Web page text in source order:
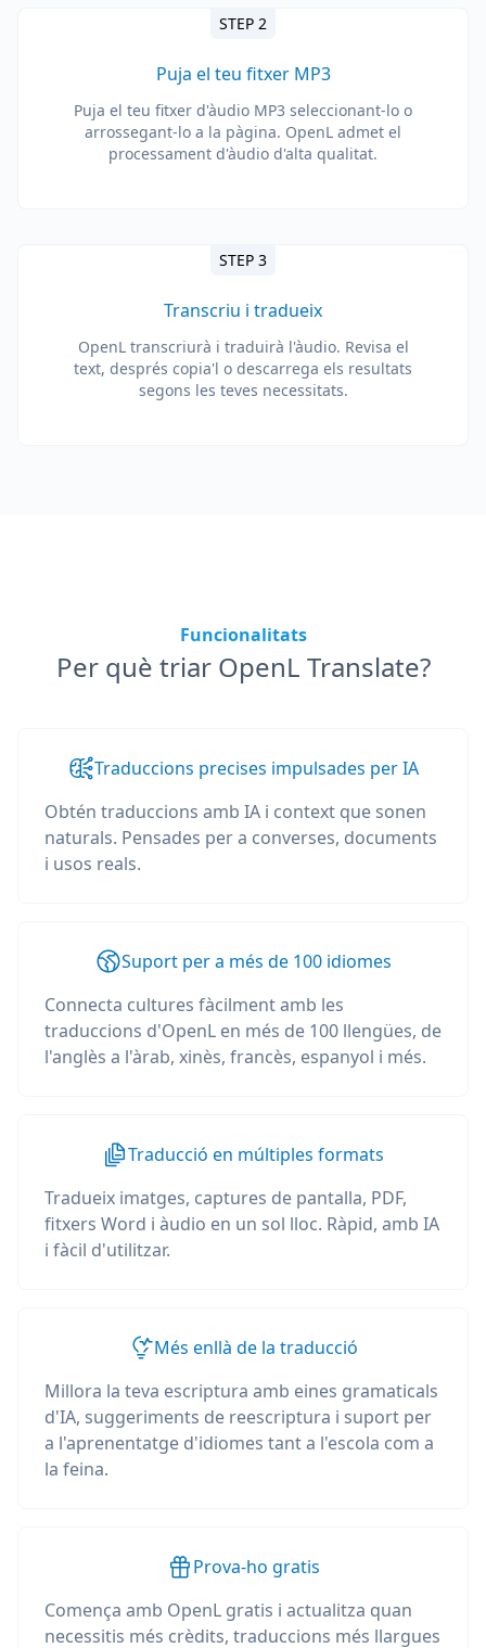
STEP 2
Puja el teu fitxer MP3
Puja el teu fitxer d'àudio MP3 seleccionant-lo o
arrossegant-lo a la pàgina. OpenL admet el
processament d'àudio d'alta qualitat.
STEP 3
Transcriu i tradueix
OpenL transcriurà i traduirà l'àudio. Revisa el
text, després copia'l o descarrega els resultats
segons les teves necessitats.
Funcionalitats
Per què triar OpenL Translate?
Traduccions precises impulsades per IA
Obtén traduccions amb IA i context que sonen
naturals. Pensades per a converses, documents
i usos reals.
Suport per a més de 100 idiomes
Connecta cultures fàcilment amb les
traduccions d'OpenL en més de 100 llengües, de
l'anglès a l'àrab, xinès, francès, espanyol i més.
Traducció en múltiples formats
Tradueix imatges, captures de pantalla, PDF,
fitxers Word i àudio en un sol lloc. Ràpid, amb IA
i fàcil d'utilitzar.
Més enllà de la traducció
Millora la teva escriptura amb eines gramaticals
d'IA, suggeriments de reescriptura i suport per
a l'aprenentatge d'idiomes tant a l'escola com a
la feina.
Prova-ho gratis
Comença amb OpenL gratis i actualitza quan
necessitis més crèdits, traduccions més llargues